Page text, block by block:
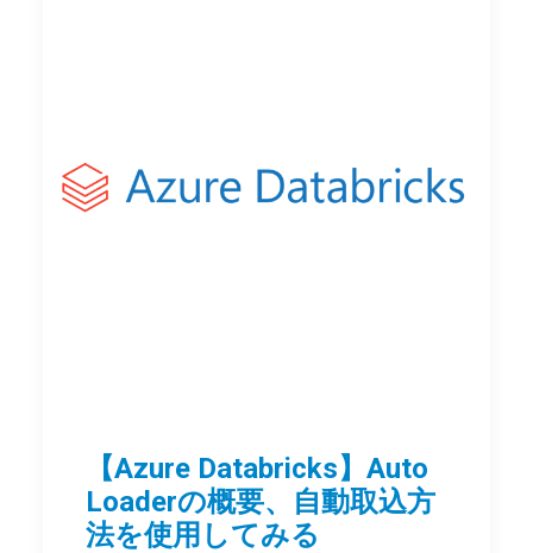
【Azure Databricks】Auto
Loaderの概要、自動取込方
法を使用してみる